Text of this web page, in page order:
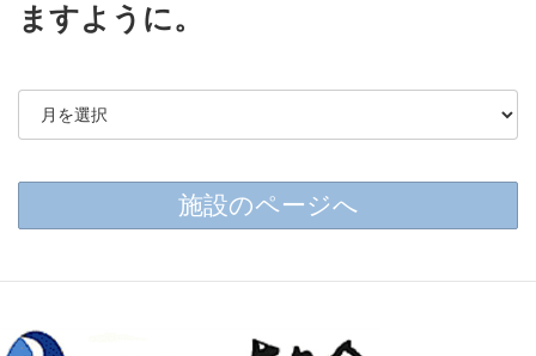
ますように。
施設のページへ